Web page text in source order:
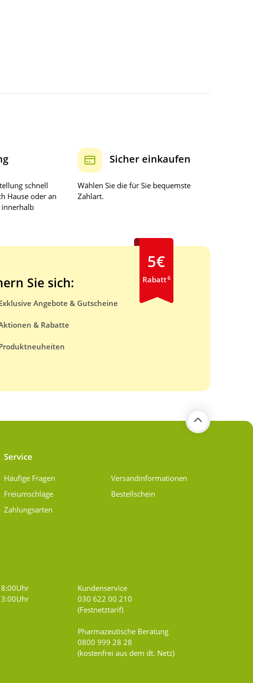
schnell
Hause oder an
innerhalb
Sicher einkaufen
Wählen Sie die für Sie bequemste
Zahlart.
Sie sich:
Angebote & Gutscheine
& Rabatte
5€
Rabatt6
Service
Häufige Fragen
Freiumschläge
Zahlungsarten
Versand­informationen
Bestellschein
Kundenservice
030 622 00 210
(Festnetztarif)
Pharmazeutische Beratung
0800 999 28 28
(kostenfrei aus dem dt. Netz)